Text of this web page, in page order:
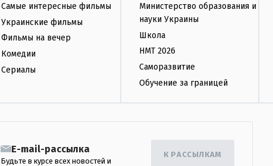
Самые интересные фильмы
Украинские фильмы
Фильмы на вечер
Комедии
Сериалы
Министерство образования и
науки Украины
Школа
НМТ 2026
Саморазвитие
Обучение за границей
E-mail-рассылка
Будьте в курсе всех новостей и
К РАССЫЛКАМ